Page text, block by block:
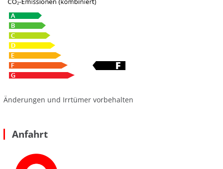
Änderungen und Irrtümer vorbehalten
Anfahrt